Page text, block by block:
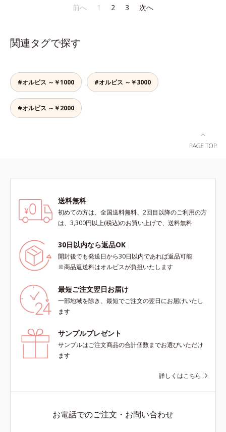
イライト効果も。お疲れ目元がスッ
が手放せない私たちにぴったりのア
イテムです。*1 肌の乾燥、キメの
燥によるくすみをケアする植物性保
湿成分*6 ブライトニングフィルタ
ー（酸化チタン、シリカ、マイカ、
酸化鉄、トリメトキシシリルジメチ
成分配合で、乾燥にゆらがない唇に
らケアで唇をそっといたわりなが
ら、メイク映えするしっとりやわら
ブラシに適量をとって、唇にやさし
くなじませてください。
に吸い付くようなしっとりもちもち
てください。
前へ 1 2 3 次へ
関連タグで探す
#オルビス ～￥1000 #オルビス ～￥3000
#オルビス ～￥2000
送料無料
初めての方は、全国送料無料、2回目以降のご利用の方
は、3,300円以上(税込)のお買い上げで、送料無料
30日以内なら返品OK
開封後でも発送日から30日以内であれば返品可能
※商品返送料はオルビスが負担いたします
最短ご注文翌日お届け
一部地域を除き、最短でご注文の翌日にお届けいたし
ます
サンプルプレゼント
サンプルはご注文商品の合計個数までお選びいただけ
ます
詳しくはこちら
お電話でのご注文・お問い合わせ